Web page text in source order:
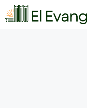
Saltar
al